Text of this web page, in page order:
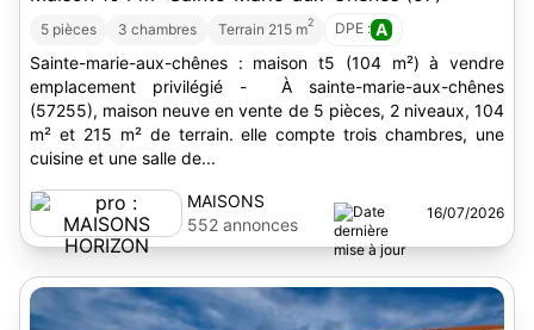
5 pièces 3 chambres Terrain 215 m2 DPE : A
Sainte-marie-aux-chênes : maison t5 (104 m²) à vendre
emplacement privilégié - À sainte-marie-aux-chênes
(57255), maison neuve en vente de 5 pièces, 2 niveaux, 104
m² et 215 m² de terrain. elle compte trois chambres, une
cuisine et une salle de...
MAISONS
HORIZON
552 annonces
16/07/2026